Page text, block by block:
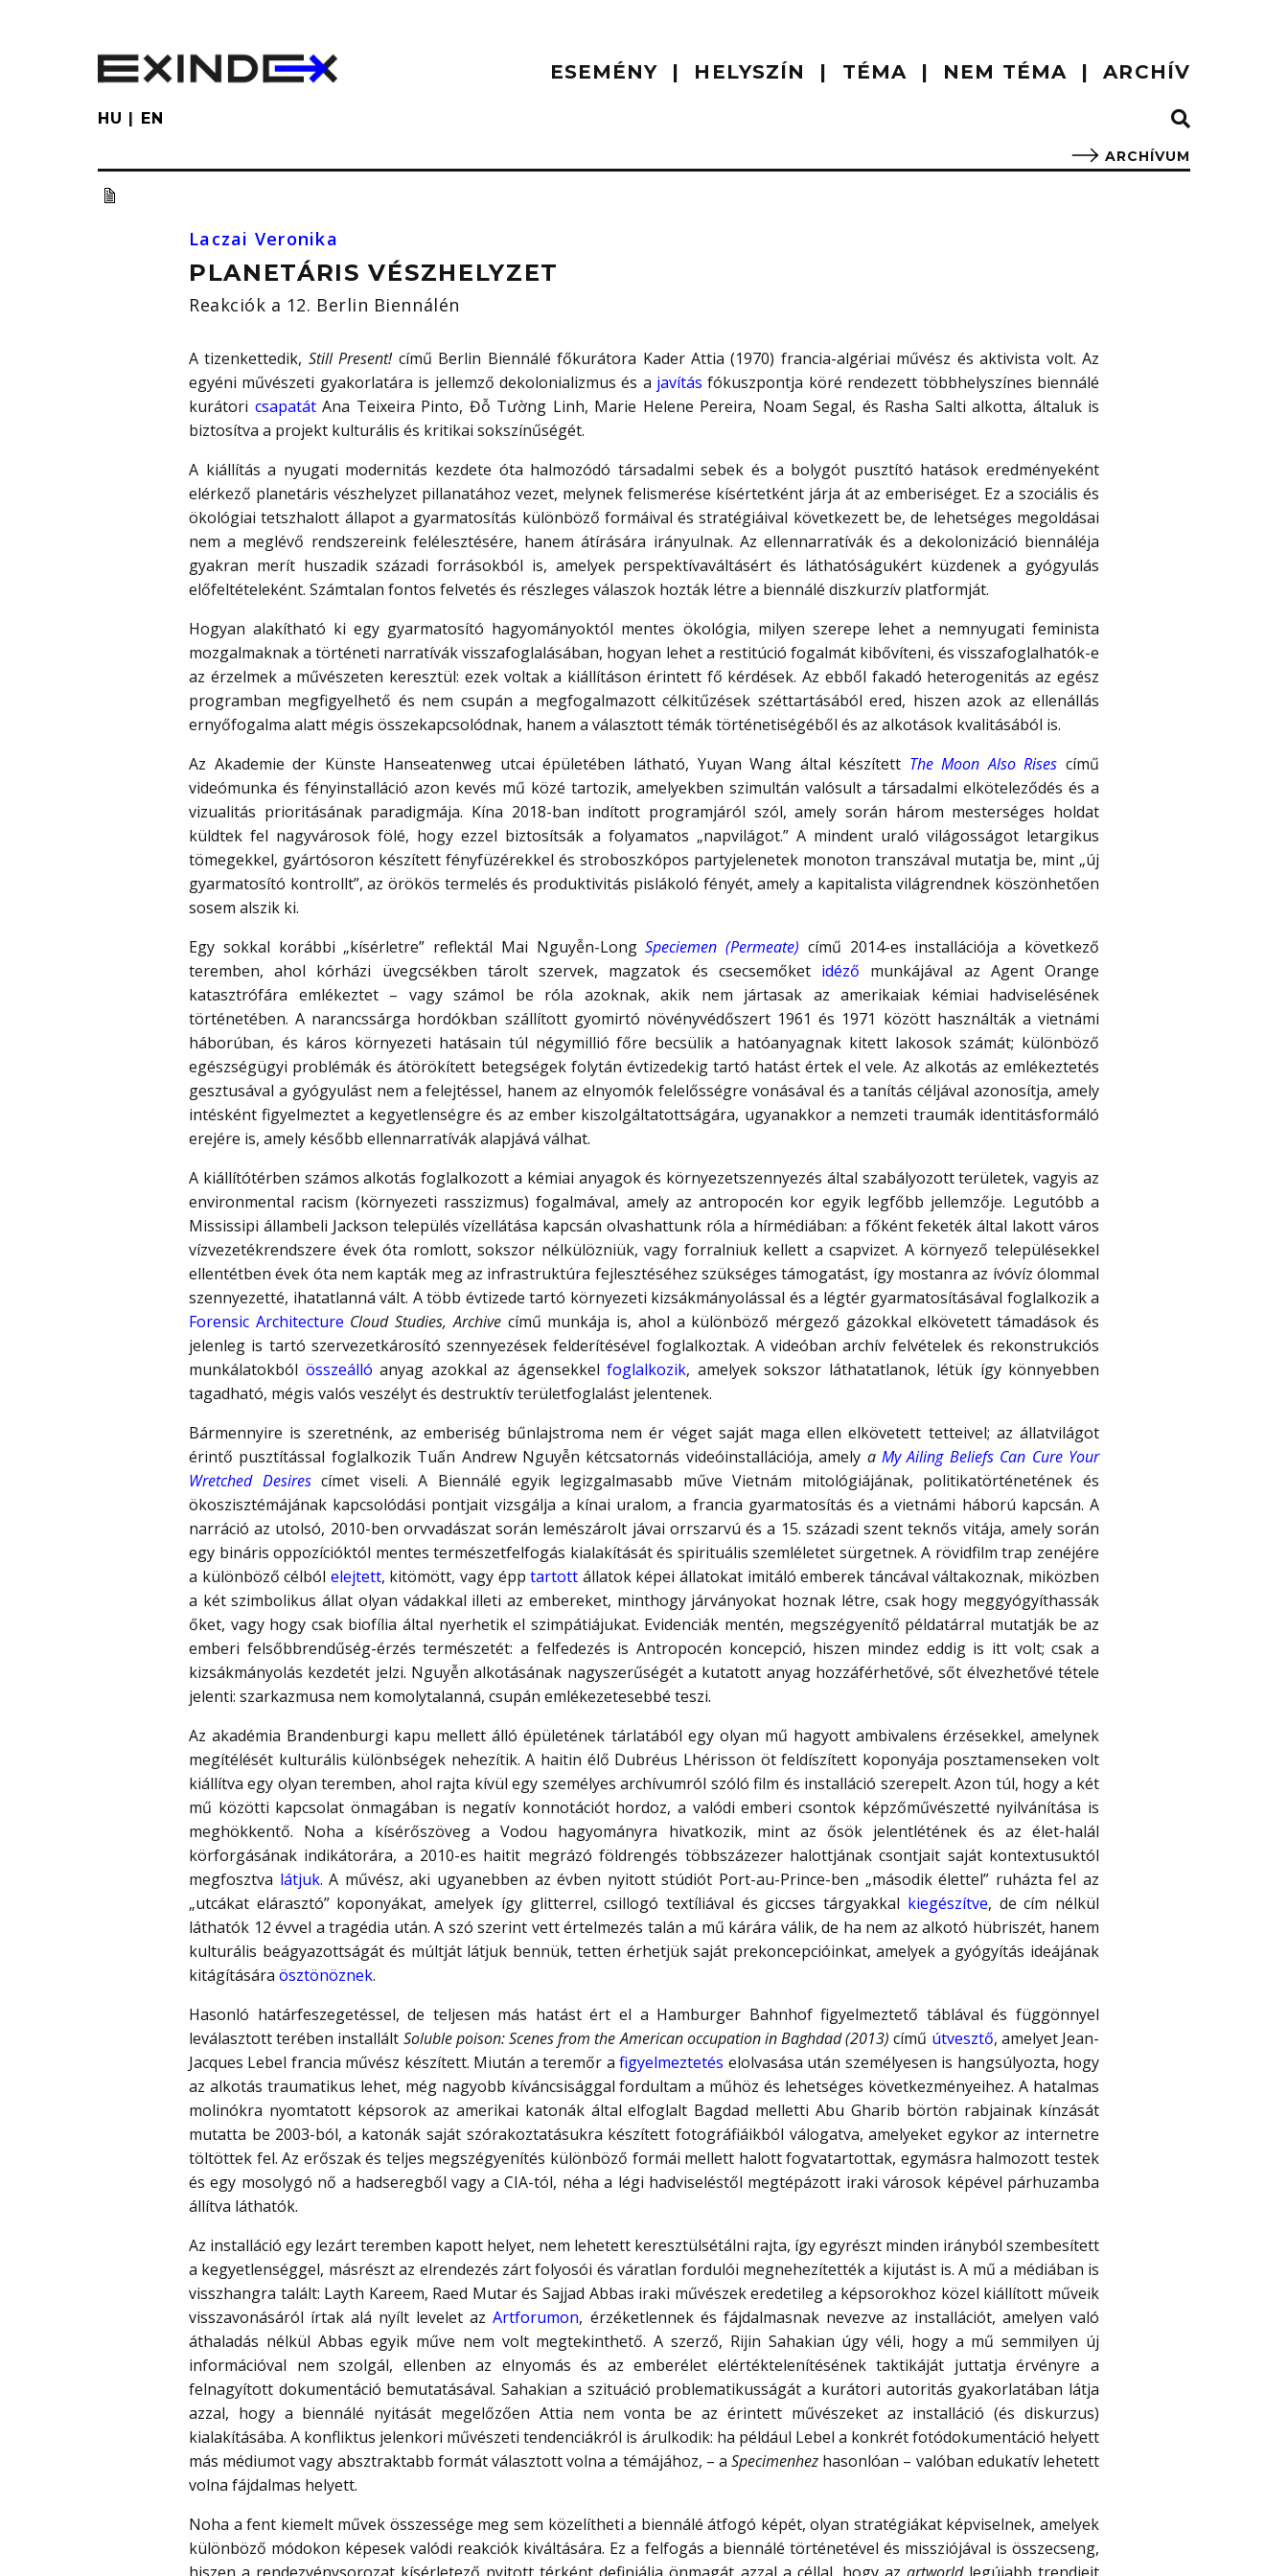
ESEMÉNY HELYSZÍN TÉMA NEM TÉMA ARCHÍV
HU EN
ARCHÍVUM
Laczai Veronika
PLANETÁRIS VÉSZHELYZET
Reakciók a 12. Berlin Biennálén
A tizenkettedik, Still Present!című Berlin Biennálé főkurátora Kader Attia (1970) francia-algériai művész és aktivista volt. Az
egyéni művészeti gyakorlatára is jellemző dekolonializmus és a javítás fókuszpontja köré rendezett többhelyszínes biennálé
kurátori csapatátAna Teixeira Pinto, Đỗ Tường Linh, Marie Helene Pereira, Noam Segal, és Rasha Salti alkotta, általuk is
biztosítva a projekt kulturális és kritikai sokszínűségét.
A kiállítás a nyugati modernitás kezdete óta halmozódó társadalmi sebek és a bolygót pusztító hatások eredményeként
elérkező planetáris vészhelyzet pillanatához vezet, melynek felismerése kísértetként járja át az emberiséget. Ez a szociális és
ökológiai tetszhalott állapot a gyarmatosítás különböző formáival és stratégiáival következett be, de lehetséges megoldásai
nem a meglévő rendszereink felélesztésére, hanem átírására irányulnak. Az ellennarratívák és a dekolonizáció biennáléja
gyakran merít huszadik századi forrásokból is, amelyek perspektívaváltásért és láthatóságukért küzdenek a gyógyulás
előfeltételeként. Számtalan fontos felvetés és részleges válaszok hozták létre a biennálé diszkurzív platformját.
Hogyan alakítható ki egy gyarmatosító hagyományoktól mentes ökológia, milyen szerepe lehet a nemnyugati feminista
mozgalmaknak a történeti narratívák visszafoglalásában, hogyan lehet a restitúció fogalmát kibővíteni, és visszafoglalhatók-e
az érzelmek a művészeten keresztül: ezek voltak a kiállításon érintett fő kérdések. Az ebből fakadó heterogenitás az egész
programban megfigyelhető és nem csupán a megfogalmazott célkitűzések széttartásából ered, hiszen azok az ellenállás
ernyőfogalma alatt mégis összekapcsolódnak, hanem a választott témák történetiségéből és az alkotások kvalitásából is.
Az Akademie der Künste Hanseatenweg utcai épületében látható, Yuyan Wang által készített The Moon Also Rises című
videómunka és fényinstalláció azon kevés mű közé tartozik, amelyekben szimultán valósult a társadalmi elköteleződés és a
vizualitás prioritásának paradigmája. Kína 2018-ban indított programjáról szól, amely során három mesterséges holdat
küldtek fel nagyvárosok fölé, hogy ezzel biztosítsák a folyamatos „napvilágot.” A mindent uraló világosságot letargikus
tömegekkel, gyártósoron készített fényfüzérekkel és stroboszkópos partyjelenetek monoton transzával mutatja be, mint „új
gyarmatosító kontrollt”, az örökös termelés és produktivitás pislákoló fényét, amely a kapitalista világrendnek köszönhetően
sosem alszik ki.
Egy sokkal korábbi „kísérletre” reflektál Mai Nguyễn-LongSpeciemen (Permeate) című 2014-es installációja a következő
teremben, ahol kórházi üvegcsékben tárolt szervek, magzatok és csecsemőket idéző munkájával az Agent Orange
katasztrófára emlékeztet – vagy számol be róla azoknak, akik nem jártasak az amerikaiak kémiai hadviselésének
történetében. A narancssárga hordókban szállított gyomirtó növényvédőszert 1961 és 1971 között használták a vietnámi
háborúban, és káros környezeti hatásain túl négymillió főre becsülik a hatóanyagnak kitett lakosok számát; különböző
egészségügyi problémák és átörökített betegségek folytán évtizedekig tartó hatást értek el vele. Az alkotás az emlékeztetés
gesztusával a gyógyulást nem a felejtéssel, hanem az elnyomók felelősségre vonásával és a tanítás céljával azonosítja, amely
intésként figyelmeztet a kegyetlenségre és az ember kiszolgáltatottságára, ugyanakkor a nemzeti traumák identitásformáló
erejére is, amely később ellennarratívák alapjává válhat.
A kiállítótérben számos alkotás foglalkozott a kémiai anyagok és környezetszennyezés által szabályozott területek, vagyis az
environmental racism (környezeti rasszizmus) fogalmával, amely az antropocén kor egyik legfőbb jellemzője. Legutóbb a
Mississipi állambeli Jackson település vízellátása kapcsán olvashattunk róla a hírmédiában: a főként feketék által lakott város
vízvezetékrendszere évek óta romlott, sokszor nélkülözniük, vagy forralniuk kellett a csapvizet. A környező településekkel
ellentétben évek óta nem kapták meg az infrastruktúra fejlesztéséhez szükséges támogatást, így mostanra az ívóvíz ólommal
szennyezetté, ihatatlanná vált. A több évtizede tartó környezeti kizsákmányolással és a légtér gyarmatosításával foglalkozik a
Forensic Architecture Cloud Studies, Archivecímű munkája is, ahol a különböző mérgező gázokkal elkövetett támadások és
jelenleg is tartó szervezetkárosító szennyezések felderítésével foglalkoztak. A videóban archív felvételek és rekonstrukciós
munkálatokból összeálló anyag azokkal az ágensekkel foglalkozik, amelyek sokszor láthatatlanok, létük így könnyebben
tagadható, mégis valós veszélyt és destruktív területfoglalást jelentenek.
Bármennyire is szeretnénk, az emberiség bűnlajstroma nem ér véget saját maga ellen elkövetett tetteivel; az állatvilágot
érintő pusztítással foglalkozik Tuấn Andrew Nguyễn kétcsatornás videóinstallációja, amely aMy Ailing Beliefs Can Cure Your
Wretched Desirescímet viseli. A Biennálé egyik legizgalmasabb műve Vietnám mitológiájának, politikatörténetének és
ökoszisztémájának kapcsolódási pontjait vizsgálja a kínai uralom, a francia gyarmatosítás és a vietnámi háború kapcsán. A
narráció az utolsó, 2010-ben orvvadászat során lemészárolt jávai orrszarvú és a 15. századi szent teknős vitája, amely során
egy bináris oppozícióktól mentes természetfelfogás kialakítását és spirituális szemléletet sürgetnek. A rövidfilm trap zenéjére
a különböző célból elejtett, kitömött, vagy épptartott állatok képei állatokat imitáló emberek táncával váltakoznak, miközben
a két szimbolikus állat olyan vádakkal illeti az embereket, minthogy járványokat hoznak létre, csak hogy meggyógyíthassák
őket, vagy hogy csak biofília által nyerhetik el szimpátiájukat. Evidenciák mentén, megszégyenítő példatárral mutatják be az
emberi felsőbbrendűség-érzés természetét: a felfedezés is Antropocén koncepció, hiszen mindez eddig is itt volt; csak a
kizsákmányolás kezdetét jelzi. Nguyễn alkotásának nagyszerűségét a kutatott anyag hozzáférhetővé, sőt élvezhetővé tétele
jelenti: szarkazmusa nem komolytalanná, csupán emlékezetesebbé teszi.
Az akadémia Brandenburgi kapu mellett álló épületének tárlatából egy olyan mű hagyott ambivalens érzésekkel, amelynek
megítélését kulturális különbségek nehezítik. A haitin élő Dubréus Lhérisson öt feldíszített koponyája posztamenseken volt
kiállítva egy olyan teremben, ahol rajta kívül egy személyes archívumról szóló film és installáció szerepelt. Azon túl, hogy a két
mű közötti kapcsolat önmagában is negatív konnotációt hordoz, a valódi emberi csontok képzőművészetté nyilvánítása is
meghökkentő. Noha a kísérőszöveg a Vodou hagyományra hivatkozik, mint az ősök jelentlétének és az élet-halál
körforgásának indikátorára, a 2010-es haitit megrázó földrengés többszázezer halottjának csontjait saját kontextusuktól
megfosztva látjuk. A művész, aki ugyanebben az évben nyitott stúdiót Port-au-Prince-ben „második élettel” ruházta fel az
„utcákat elárasztó” koponyákat, amelyek így glitterrel, csillogó textíliával és giccses tárgyakkal kiegészítve, de cím nélkül
láthatók 12 évvel a tragédia után. A szó szerint vett értelmezés talán a mű kárára válik, de ha nem az alkotó hübriszét, hanem
kulturális beágyazottságát és múltját látjuk bennük, tetten érhetjük saját prekoncepcióinkat, amelyek a gyógyítás ideájának
kitágítására ösztönöznek.
Hasonló határfeszegetéssel, de teljesen más hatást ért el a Hamburger Bahnhof figyelmeztető táblával és függönnyel
leválasztott terében installált Soluble poison: Scenes from the American occupation in Baghdad (2013) című útvesztő, amelyet Jean-
Jacques Lebel francia művész készített. Miután a teremőr afigyelmeztetés elolvasása után személyesen is hangsúlyozta, hogy
az alkotás traumatikus lehet, még nagyobb kíváncsisággal fordultam a műhöz és lehetséges következményeihez. A hatalmas
molinókra nyomtatott képsorok az amerikai katonák által elfoglalt Bagdad melletti Abu Gharib börtön rabjainak kínzását
mutatta be 2003-ból, a katonák saját szórakoztatásukra készített fotográfiáikból válogatva, amelyeket egykor az internetre
töltöttek fel. Az erőszak és teljes megszégyenítés különböző formái mellett halott fogvatartottak, egymásra halmozott testek
és egy mosolygó nő a hadseregből vagy a CIA-tól, néha a légi hadviseléstől megtépázott iraki városok képével párhuzamba
állítva láthatók.
Az installáció egy lezárt teremben kapott helyet, nem lehetett keresztülsétálni rajta, így egyrészt minden irányból szembesített
a kegyetlenséggel, másrészt az elrendezés zárt folyosói és váratlan fordulói megnehezítették a kijutást is. A mű a médiában is
visszhangra talált: Layth Kareem, Raed Mutar és Sajjad Abbas iraki művészek eredetileg a képsorokhoz közel kiállított műveik
visszavonásáról írtak alá nyílt levelet azArtforumon, érzéketlennek és fájdalmasnak nevezve az installációt, amelyen való
áthaladás nélkül Abbas egyik műve nem volt megtekinthető. A szerző, Rijin Sahakian úgy véli, hogy a mű semmilyen új
információval nem szolgál, ellenben az elnyomás és az emberélet elértéktelenítésének taktikáját juttatja érvényre a
felnagyított dokumentáció bemutatásával. Sahakian a szituáció problematikusságát a kurátori autoritás gyakorlatában látja
azzal, hogy a biennálé nyitását megelőzően Attia nem vonta be az érintett művészeket az installáció (és diskurzus)
kialakításába. A konfliktus jelenkori művészeti tendenciákról is árulkodik: ha például Lebel a konkrét fotódokumentáció helyett
más médiumot vagy absztraktabb formát választott volna a témájához, – aSpecimenhez hasonlóan – valóban edukatív lehetett
volna fájdalmas helyett.
Noha a fent kiemelt művek összessége meg sem közelítheti a biennálé átfogó képét, olyan stratégiákat képviselnek, amelyek
különböző módokon képesek valódi reakciók kiváltására. Ez a felfogás a biennálé történetével és missziójával is összecseng,